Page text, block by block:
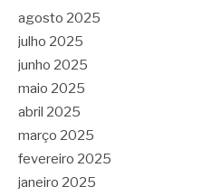
agosto 2025
julho 2025
junho 2025
maio 2025
abril 2025
março 2025
fevereiro 2025
janeiro 2025